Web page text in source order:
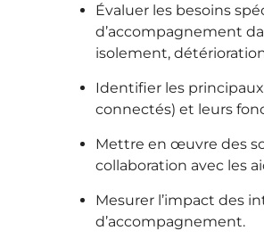
Évaluer les besoins
d’accompagnement
isolement,
Identifier les
connectés) et leurs
Mettre en œuvre des
collaboration avec les
Mesurer l’impact des
d’accompagnement.